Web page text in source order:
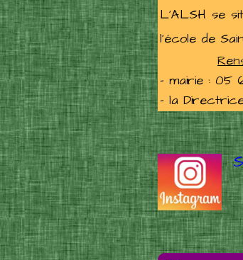
L'ALSH se
l'école de
- mairie : 05
- la